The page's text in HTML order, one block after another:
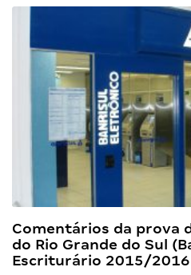
Comentários da prova
do Rio Grande do Sul
Escriturário 2015/